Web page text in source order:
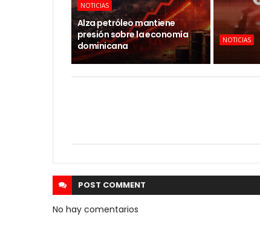
NOTICIAS
Alza petróleo mantiene
presión sobre la economía
dominicana
NOTICIAS
POST COMMENT
No hay comentarios